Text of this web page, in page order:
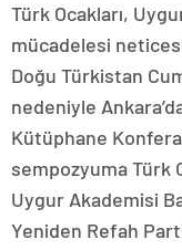
Türk Ocakları,
mücadelesi
Doğu Türkistan
nedeniyle
Kütüphane
sempozyuma Türk
Uygur Akademisi
Yeniden Refah